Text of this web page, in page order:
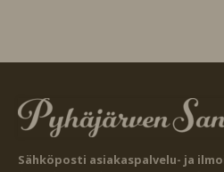
Sähköposti asiakaspalvelu- ja